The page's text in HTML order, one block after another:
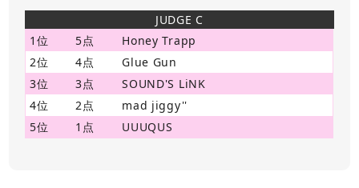
JUDGE C
1位
5点
Honey Trapp
2位
4点
Glue Gun
3位
3点
SOUND'S LiNK
4位
2点
mad jiggy''
5位
1点 UUUQUS